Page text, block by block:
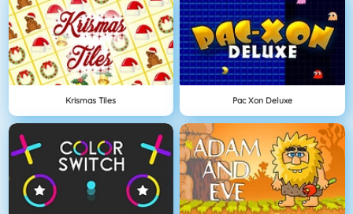
Krismas Tiles Pac Xon Deluxe